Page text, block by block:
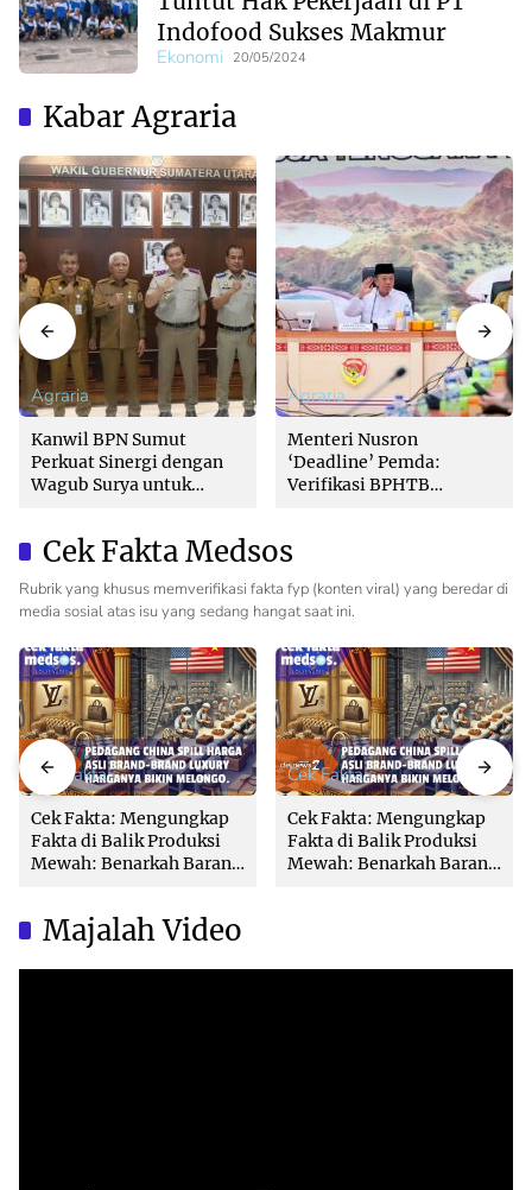
Indofood Sukses Makmur
Ekonomi 20/05/2024
Kabar Agraria
Agraria
Kanwil BPN Sumut
Perkuat Sinergi dengan
Wagub Surya untuk
Agraria
Menteri Nusron
‘Deadline’ Pemda:
Verifikasi BPHTB
Lambat!
Cek Fakta Medsos
Rubrik yang khusus memverifikasi fakta fyp (konten viral) yang beredar di
media sosial atas isu yang sedang hangat saat ini.
Cek Fakta
Cek Fakta: Mengungkap
Fakta di Balik Produksi
Mewah: Benarkah Barang
Cek Fakta
Cek Fakta: Mengungkap
Fakta di Balik Produksi
Mewah: Benarkah Barang
Majalah Video